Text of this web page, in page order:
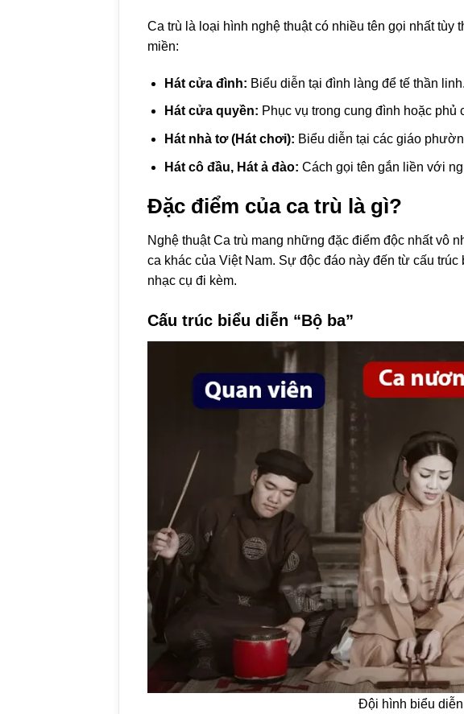
Ca trù là loại hình nghệ thuật có nhiều tên gọi nhất tùy
miền:
Hát cửa đình: Biểu diễn tại đình làng để tế thần linh.
Hát cửa quyền: Phục vụ trong cung đình hoặc phủ
Hát nhà tơ (Hát chơi): Biểu diễn tại các giáo
Hát cô đầu, Hát ả đào: Cách gọi tên gắn liền với
Đặc điểm của ca trù là gì?
Nghệ thuật Ca trù mang những đặc điểm độc nhất vô
ca khác của Việt Nam. Sự độc đáo này đến từ cấu
nhạc cụ đi kèm.
Cấu trúc biểu diễn “Bộ ba”
Đội hình biểu diễn